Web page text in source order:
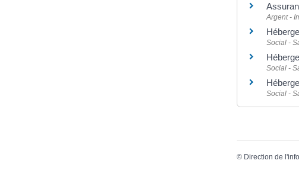
Argent -
Social -
Social -
Social -
© Direction de